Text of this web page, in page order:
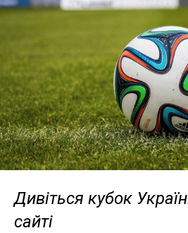
Дивіться кубок
сайті